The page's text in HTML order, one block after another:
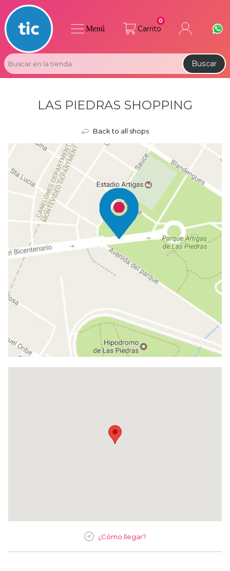
Carrito
0
Buscar
Menú
LAS PIEDRAS SHOPPING
Back to all shops
¿Cómo llegar?